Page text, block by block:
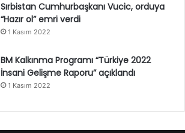
Sırbistan Cumhurbaşkanı Vucic, orduya
“Hazır ol” emri verdi
1 Kasım 2022
BM Kalkınma Programı “Türkiye 2022
İnsani Gelişme Raporu” açıklandı
1 Kasım 2022